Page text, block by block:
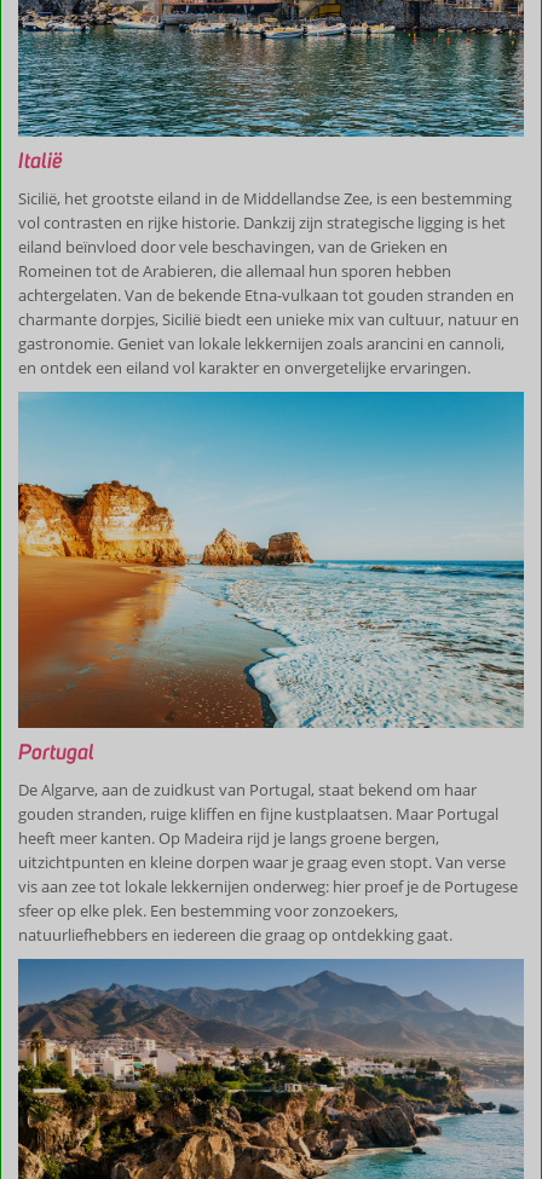
Italië
Sicilië, het grootste eiland in de Middellandse Zee, is een bestemming
vol contrasten en rijke historie. Dankzij zijn strategische ligging is het
eiland beïnvloed door vele beschavingen, van de Grieken en
Romeinen tot de Arabieren, die allemaal hun sporen hebben
achtergelaten. Van de bekende Etna-vulkaan tot gouden stranden en
charmante dorpjes, Sicilië biedt een unieke mix van cultuur, natuur en
gastronomie. Geniet van lokale lekkernijen zoals arancini en cannoli,
en ontdek een eiland vol karakter en onvergetelijke ervaringen.
Portugal
De Algarve, aan de zuidkust van Portugal, staat bekend om haar
gouden stranden, ruige kliffen en fijne kustplaatsen. Maar Portugal
heeft meer kanten. Op Madeira rijd je langs groene bergen,
uitzichtpunten en kleine dorpen waar je graag even stopt. Van verse
vis aan zee tot lokale lekkernijen onderweg: hier proef je de Portugese
sfeer op elke plek. Een bestemming voor zonzoekers,
natuurliefhebbers en iedereen die graag op ontdekking gaat.